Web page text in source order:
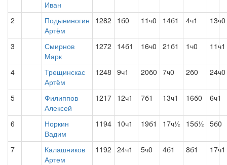
Иван
2
Подыниногин
Артём
1282 1б0 11ч0 14б1 4ч1 13ч0
3
Смирнов
Марк
1272 14б1 16ч0 21б1 1ч0 11ч1
4
Трещинскас
Артём
1248 9ч1 20б0 7ч0 2б0 24ч0
5
Филиппов
Алексей
1217 12ч1 7б1 13ч1 16б0 6ч1
6
Норкин
Вадим
1194 10ч1 19б1 17ч½ 15б½ 5б0
7
Калашников
Артем
1192 24ч1 5ч0 4б1 8б1 17ч1